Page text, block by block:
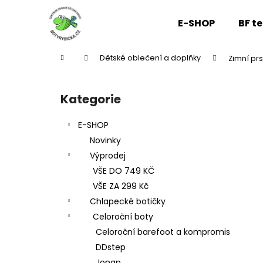
E-SHOP BF
Domů Dětské oblečení a doplňky Zimní
Přeskočit
kategorie
Kategorie
E-SHOP
Novinky
Výprodej
VŠE DO 749 KČ
VŠE ZA 299 Kč
Chlapecké botičky
Celoroční boty
Celoroční barefoot a kompromis
DDstep
Zpět
Zpět